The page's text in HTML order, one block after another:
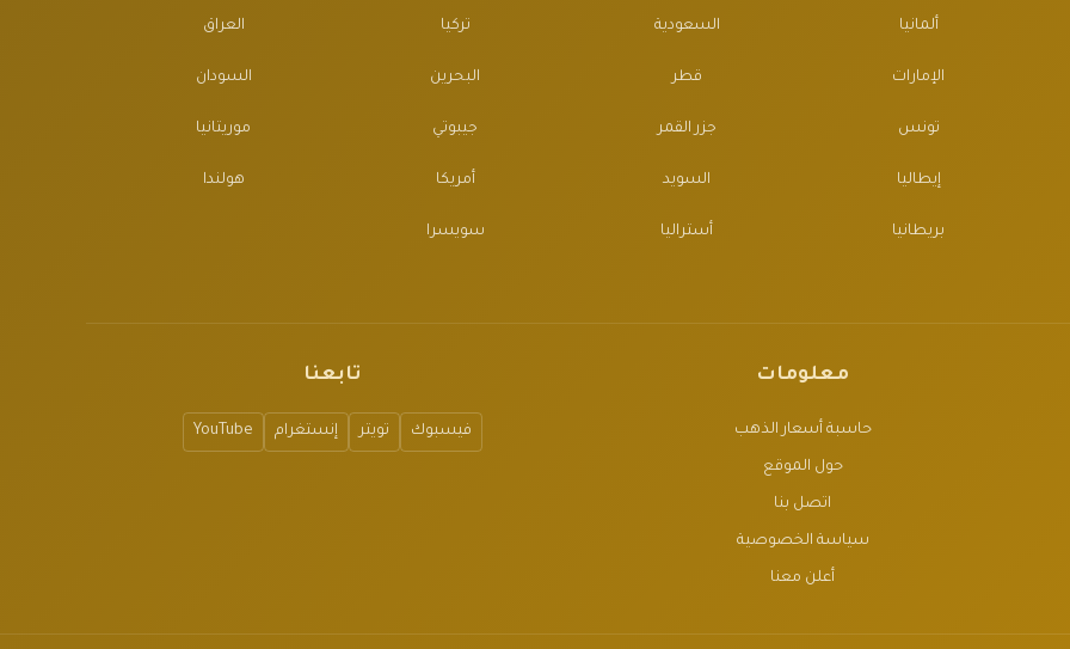
ألمانيا السعودية تركيا العراق
الإمارات قطر البحرين السودان
تونس جزر القمر جيبوتي موريتانيا
إيطاليا السويد أمريكا هولندا
بريطانيا أستراليا سويسرا
معلومات
حاسبة أسعار الذهب
حول الموقع
اتصل بنا
سياسة الخصوصية
أعلن معنا
تابعنا
فيسبوك تويتر إنستغرام YouTube